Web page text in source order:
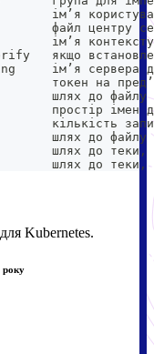
імʼя
файл центру
імʼя
якщо
імʼя сервера
токен на
шлях до файлу
простір імен
кількість
шлях до
шлях до
шлях до
Kubernetes.
року